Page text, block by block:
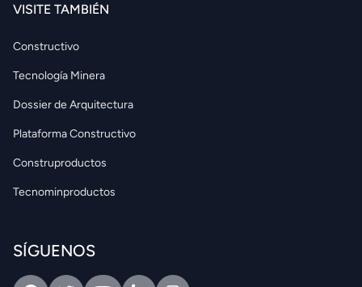
VISITE TAMBIÉN
Constructivo
Tecnología Minera
Dossier de Arquitectura
Plataforma Constructivo
Construproductos
Tecnominproductos
SÍGUENOS
FacebookTwitterYoutubeLinkedinIntagram